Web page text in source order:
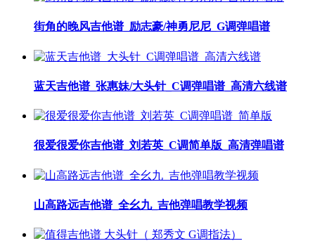
街角的晚风吉他谱_励志豪/神勇尼尼_G调弹唱谱
蓝天吉他谱_张惠妹/大头针_C调弹唱谱_高清六线谱
很爱很爱你吉他谱_刘若英_C调简单版_高清弹唱谱
山高路远吉他谱_全幺九_吉他弹唱教学视频